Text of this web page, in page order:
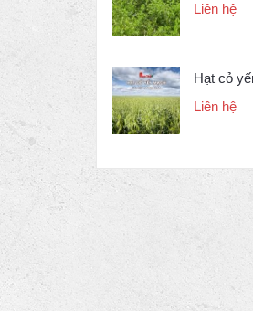
Liên hệ
Hạt cỏ
Liên hệ